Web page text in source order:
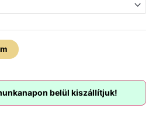
belül kiszállítjuk!